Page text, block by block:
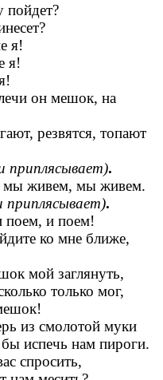
пойдет?
я!
я!
он мешок, на
топают
приплясывает).
мы живем, мы живем.
приплясывает).
и поем!
ко мне ближе,
мой заглянуть,
только мог,
из смолотой муки
испечь нам пироги.
спросить,